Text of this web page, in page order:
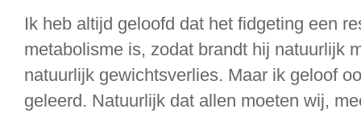
Ik heb altijd geloofd dat het fidgeting een
metabolisme is, zodat brandt hij natuurlijk
natuurlijk gewichtsverlies. Maar ik geloof
geleerd. Natuurlijk dat allen moeten wij,